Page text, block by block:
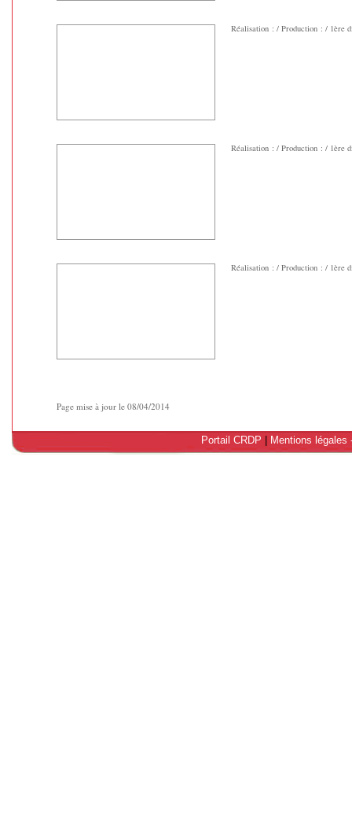
Réalisation : / Production : / 1ère
Réalisation : / Production : / 1ère
Réalisation : / Production : / 1ère
Page mise à jour le 08/04/2014
Portail CRDP Mentions légales